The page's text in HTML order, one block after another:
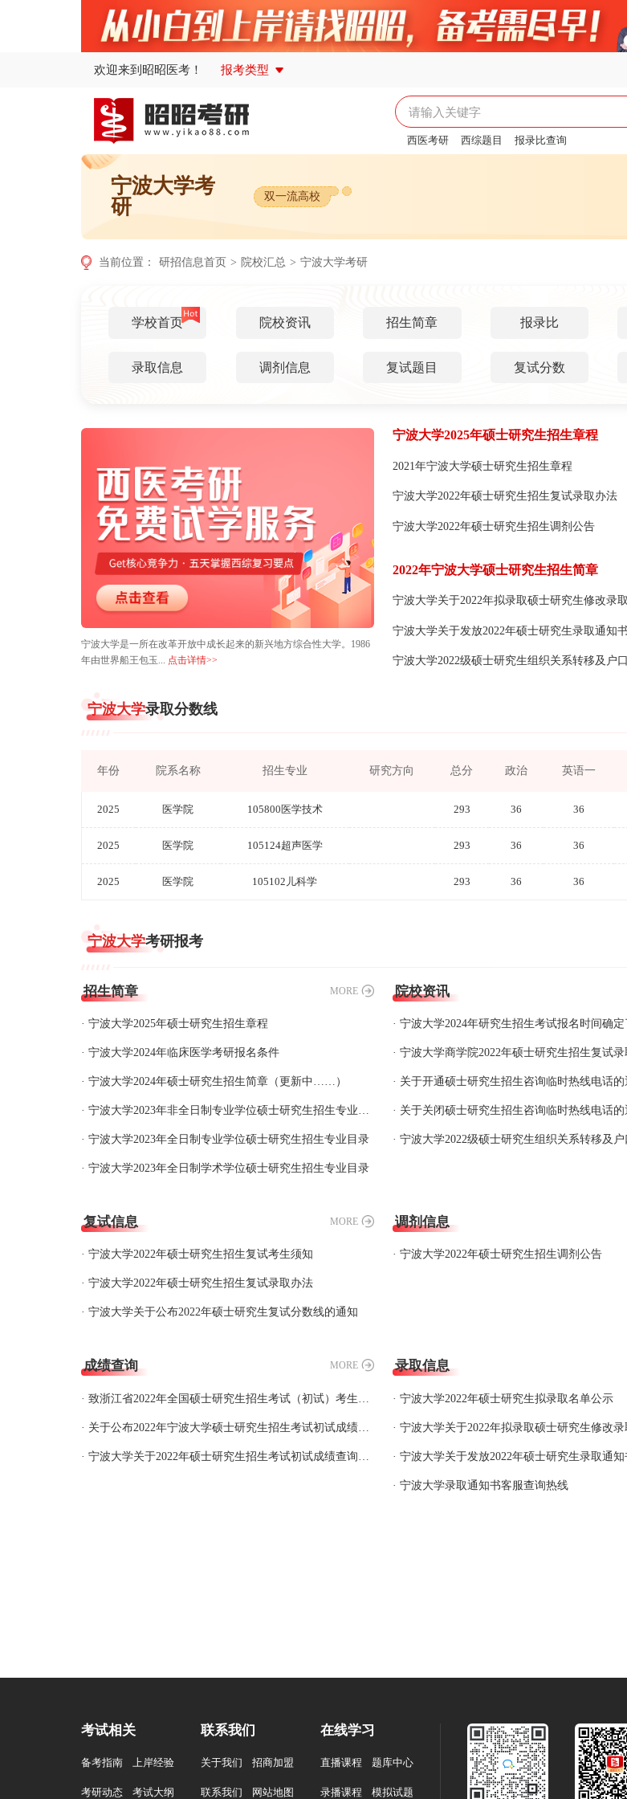
欢迎来到昭昭医考！ 报考类型
西医考研 西综题目
报录比查询
西医考研报名时间
宁波大学考
研
双一流高校
当前位置： 研招信息首页 > 院校汇总 > 宁波大学考研
学校首页 院校资讯 招生简章 报录比
录取信息 调剂信息 复试题目 复试分数
宁波大学是一所在改革开放中成长起来的新兴地方综合性大学。1986
年由世界船王包玉...
点击详情>>
宁波大学2025年硕士研究生招生章程
2021年宁波大学硕士研究生招生章程
宁波大学2022年硕士研究生招生复试录取办法
宁波大学2022年硕士研究生招生调剂公告
2022年宁波大学硕士研究生招生简章
宁波大学关于2022年拟录取硕士研究生修改录
宁波大学关于发放2022年硕士研究生录取通知
宁波大学2022级硕士研究生组织关系转移及户
宁波大学录取分数线
年份 院系名称 招生专业 研究方向 总分 政治 英语一
2025 医学院 105800医学技术 293 36 36
2025 医学院 105124超声医学 293 36 36
2025 医学院 105102儿科学 293 36 36
宁波大学考研报考
招生简章 MORE
· 宁波大学2025年硕士研究生招生章程
· 宁波大学2024年临床医学考研报名条件
· 宁波大学2024年硕士研究生招生简章（更新中……）
· 宁波大学2023年全日制专业学位硕士研究生招生专业目录
· 宁波大学2023年全日制学术学位硕士研究生招生专业目录
院校资讯
· 宁波大学2024年研究生招生考试报名时间确定
· 宁波大学商学院2022年硕士研究生招生复试
· 关于开通硕士研究生招生咨询临时热线电话的
· 关于关闭硕士研究生招生咨询临时热线电话的
复试信息 MORE
· 宁波大学2022年硕士研究生招生复试考生须知
· 宁波大学2022年硕士研究生招生复试录取办法
· 宁波大学关于公布2022年硕士研究生复试分数线的通知
调剂信息
· 宁波大学2022年硕士研究生招生调剂公告
成绩查询 MORE
· 关于公布2022年宁波大学硕士研究生招生考试初试成绩复查结果的通知
录取信息
· 宁波大学2022年硕士研究生拟录取名单公示
· 宁波大学关于发放2022年硕士研究生录取通
· 宁波大学录取通知书客服查询热线
考试相关
备考指南 上岸经验
考研动态 考试大纲
联系我们
关于我们 招商加盟
联系我们 网站地图
在线学习
直播课程 题库中心
录播课程 模拟试题